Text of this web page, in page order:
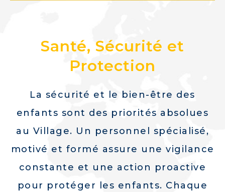
Santé, Sécurité et
Protection
La sécurité et le bien-être des
enfants sont des priorités absolues
au Village. Un personnel spécialisé,
motivé et formé assure une vigilance
constante et une action proactive
pour protéger les enfants. Chaque